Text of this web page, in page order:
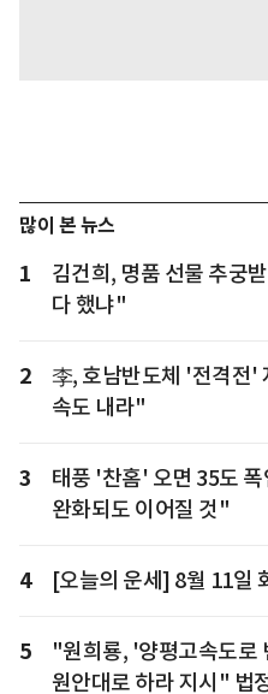
많이 본 뉴스
1
김건희, 명품 선물 추궁
다 했냐"
2
李, 호남반도체 '전격전'
속도 내라"
3
태풍 '찬홈' 오면 35도
완화되도 이어질 것"
4 [오늘의 운세] 8월 11일
5
"원희룡, '양평고속도로
원안대로 하라 지시" 법